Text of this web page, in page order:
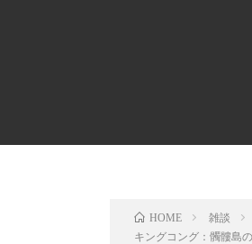
HOME
雑談
キングコング：髑髏島